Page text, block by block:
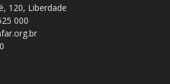
120, Liberdade
000